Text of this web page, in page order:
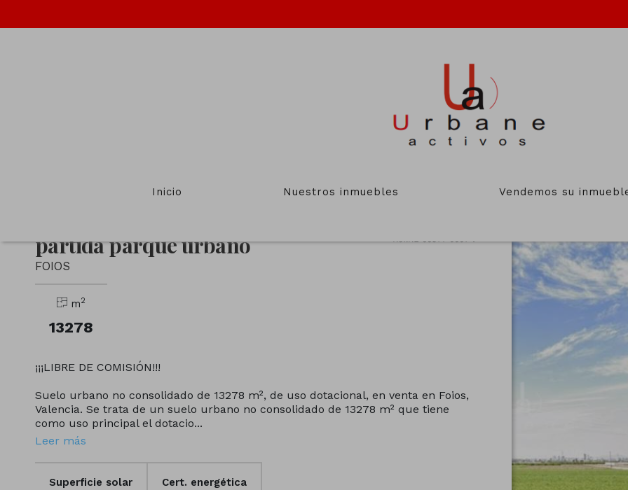
Inicio Nuestros inmuebles Vendemos su
partida parque urbano
FOIOS
Ref.KL-00314-0001-V
m2
13278
¡¡¡LIBRE DE COMISIÓN!!!
Suelo urbano no consolidado de 13278 m², de uso dotacional, en venta en Foios,
Valencia. Se trata de un suelo urbano no consolidado de 13278 m² que tiene
como uso principal el dotacio...
Leer más
Superficie solar Cert. energética